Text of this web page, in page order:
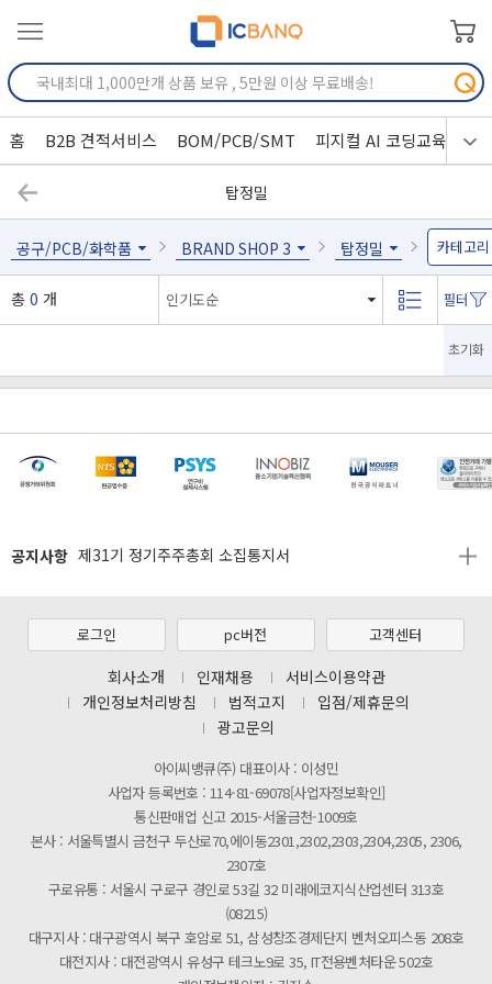
홈 B2B 견적서비스 BOM/PCB/SMT 피지컬 AI 코딩교육
탑정밀
공구/PCB/화학품 BRAND SHOP 3 탑정밀 카테고리
총 0 개
초기화
공지사항
[마일리지 적립 및 사용 정책 개편 안내]
제31기 정기주주총회 소집통지서
[2026년 8월 신용카드 무이자 행사 안내]
제31기 정기주주총회 소집통지서
[마일리지 적립 및 사용 정책 개편 안내]
로그인 pc버전 고객센터
회사소개 인재채용
서비스이용약관
개인정보처리방침
법적고지
입점/제휴문의
광고문의
아이씨뱅큐(주) 대표이사 : 이성민
사업자 등록번호 : 114-81-69078[사업자정보확인]
통신판매업 신고 2015-서울금천-1009호
본사 : 서울특별시 금천구 두산로70,에이동2301,2302,2303,2304,2305, 2306,
2307호
구로유통 : 서울시 구로구 경인로 53길 32 미래에코지식산업센터 313호
(08215)
대구지사 : 대구광역시 북구 호암로 51, 삼성창조경제단지 벤처오피스동 208호
대전지사 : 대전광역시 유성구 테크노9로 35, IT전용벤처타운 502호